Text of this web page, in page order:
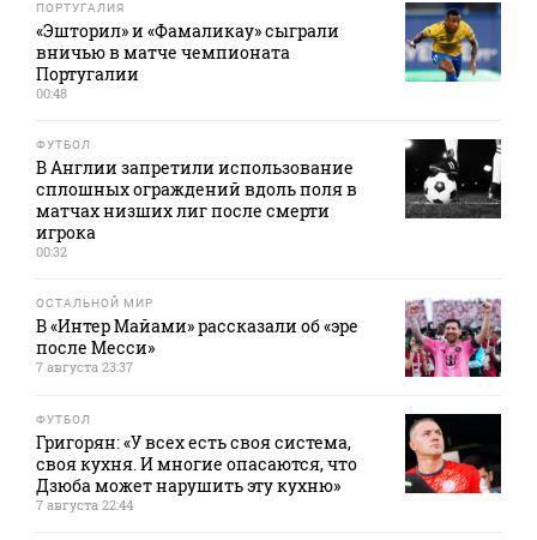
ПОРТУГАЛИЯ
«Эшторил» и «Фамаликау» сыграли
вничью в матче чемпионата
Португалии
00:48
ФУТБОЛ
В Англии запретили использование
сплошных ограждений вдоль поля в
матчах низших лиг после смерти
игрока
00:32
ОСТАЛЬНОЙ МИР
В «Интер Майами» рассказали об «эре
после Месси»
7 августа 23:37
ФУТБОЛ
Григорян: «У всех есть своя система,
своя кухня. И многие опасаются, что
Дзюба может нарушить эту кухню»
7 августа 22:44